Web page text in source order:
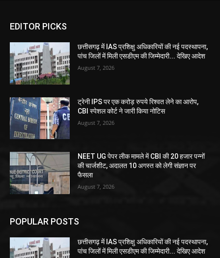
EDITOR PICKS
छत्तीसगढ़ में IAS प्रशिक्षु अधिकारियों की नई पदस्थापना,
पांच जिलों में मिली एसडीएम की जिम्मेदारी... देखिए आदेश
August 7, 2026
ट्रेनी IPS पर एक करोड़ रुपये रिश्वत लेने का आरोप,
CBI स्पेशल कोर्ट ने जारी किया नोटिस
August 7, 2026
NEET UG पेपर लीक मामले में CBI की 20 हजार पन्नों
की चार्जशीट, अदालत 10 अगस्त को लेगी संज्ञान पर
फैसला
August 7, 2026
POPULAR POSTS
छत्तीसगढ़ में IAS प्रशिक्षु अधिकारियों की नई पदस्थापना,
पांच जिलों में मिली एसडीएम की जिम्मेदारी... देखिए आदेश